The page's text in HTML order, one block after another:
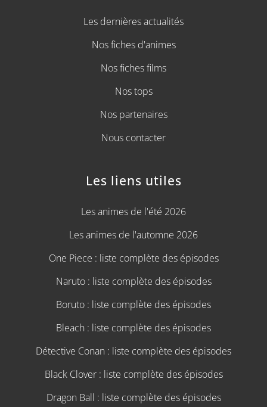
Les dernières actualités
Nos fiches d'animes
Nos fiches films
Nos tops
Nos partenaires
Nous contacter
Les liens utiles
Les animes de l'été 2026
Les animes de l'automne 2026
One Piece : liste complète des épisodes
Naruto : liste complète des épisodes
Boruto : liste complète des épisodes
Bleach : liste complète des épisodes
Détective Conan : liste complète des épisodes
Black Clover : liste complète des épisodes
Dragon Ball : liste complète des épisodes